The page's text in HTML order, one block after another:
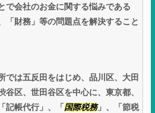
で会社のお金に関する悩みである
「財務」等の問題点を解決すること
では五反田をはじめ、品川区、大田
谷区、世田谷区を中心に、東京都、
記帳代行」、「 国際税務」、「節税